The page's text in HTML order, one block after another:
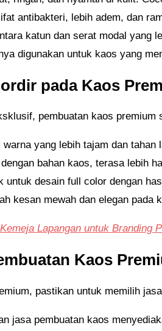
antibakteri, lebih adem, dan
katun dan serat modal yang
digunakan untuk kaos yang
pada Kaos
pembuatan kaos
yang lebih tajam dan tahan
bahan kaos, terasa lebih
untuk desain full color dengan
kesan mewah dan elegan pada
Lapangan untuk Branding
Kaos
pastikan untuk memilih
jasa pembuatan kaos